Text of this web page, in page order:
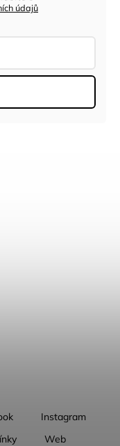
údajů
Instagram
Web